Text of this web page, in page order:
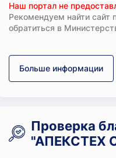
Наш портал не
Рекомендуем найти сайт
обратиться в
Больше информации
Проверка